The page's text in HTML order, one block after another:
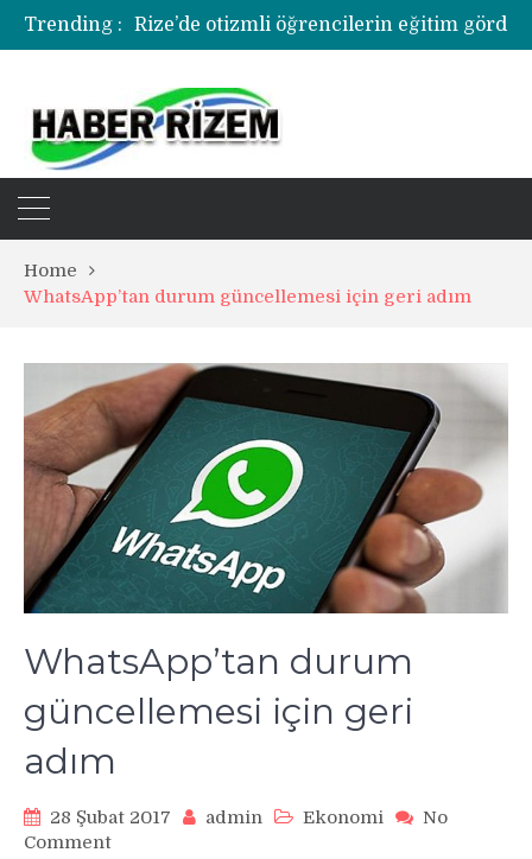
Trending :
Home
WhatsApp’tan durum güncellemesi için geri adım
WhatsApp’tan durum
güncellemesi için geri
adım
28 Şubat 2017 admin Ekonomi
No
Commenton